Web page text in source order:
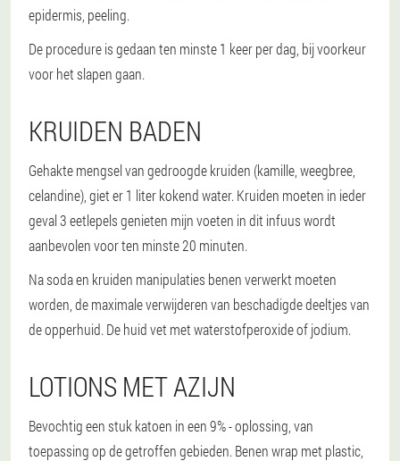
epidermis, peeling.
De procedure is gedaan ten minste 1 keer per dag, bij voorkeur
voor het slapen gaan.
KRUIDEN BADEN
Gehakte mengsel van gedroogde kruiden (kamille, weegbree,
celandine), giet er 1 liter kokend water. Kruiden moeten in ieder
geval 3 eetlepels genieten mijn voeten in dit infuus wordt
aanbevolen voor ten minste 20 minuten.
Na soda en kruiden manipulaties benen verwerkt moeten
worden, de maximale verwijderen van beschadigde deeltjes van
de opperhuid. De huid vet met waterstofperoxide of jodium.
LOTIONS MET AZIJN
Bevochtig een stuk katoen in een 9% - oplossing, van
toepassing op de getroffen gebieden. Benen wrap met plastic,